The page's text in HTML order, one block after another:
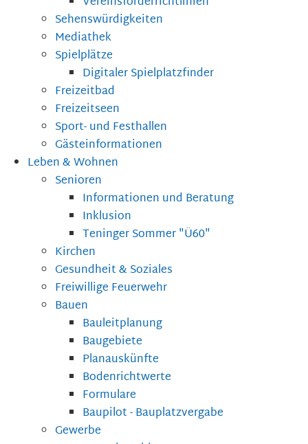
Sehenswürdigkeiten
Mediathek
Spielplätze
Digitaler Spielplatzfinder
Freizeitbad
Freizeitseen
Sport- und Festhallen
Gästeinformationen
Leben & Wohnen
Senioren
Informationen und Beratung
Inklusion
Teninger Sommer "Ü60"
Kirchen
Gesundheit & Soziales
Freiwillige Feuerwehr
Bauen
Bauleitplanung
Baugebiete
Planauskünfte
Bodenrichtwerte
Formulare
Baupilot - Bauplatzvergabe
Gewerbe